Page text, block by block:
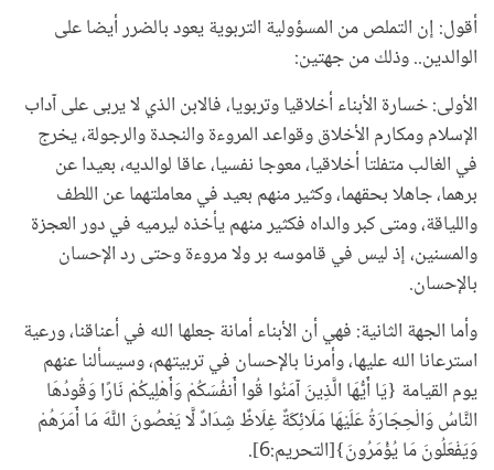
أقول: إن التملص من المسؤولية التربوية يعود بالضرر أيضا على
الوالدين.. وذلك من جهتين:
الأولى: خسارة الأبناء أخلاقيا وتربويا، فالابن الذي لا يربى على آداب
الإسلام ومكارم الأخلاق وقواعد المروءة والنجدة والرجولة، يخرج
في الغالب متفلتا أخلاقيا، معوجا نفسيا، عاقا لوالديه، بعيدا عن
برهما، جاهلا بحقهما، وكثير منهم بعيد في معاملتهما عن اللطف
واللياقة، ومتى كبر والداه فكثير منهم يأخذه ليرميه في دور العجزة
والمسنين، إذ ليس في قاموسه بر ولا مروءة وحتى رد الإحسان
بالإحسان.
وأما الجهة الثانية: فهي أن الأبناء أمانة جعلها الله في أعناقنا، ورعية
استرعانا الله عليها، وأمرنا بالإحسان في تربيتهم، وسيسألنا عنهم
يوم القيامة {يَا أَيُّهَا الَّذِينَ آمَنُوا قُوا أَنفُسَكُمْ وَأَهْلِيكُمْ نَارًا وَقُودُهَا
النَّاسُ وَالْحِجَارَةُ عَلَيْهَا مَلَائِكَةٌ غِلَاظٌ شِدَادٌ لَّا يَعْصُونَ اللَّهَ مَا أَمَرَهُمْ
وَيَفْعَلُونَ مَا يُؤْمَرُونَ}[التحريم:6].